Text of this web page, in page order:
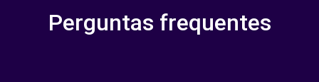
Perguntas frequentes